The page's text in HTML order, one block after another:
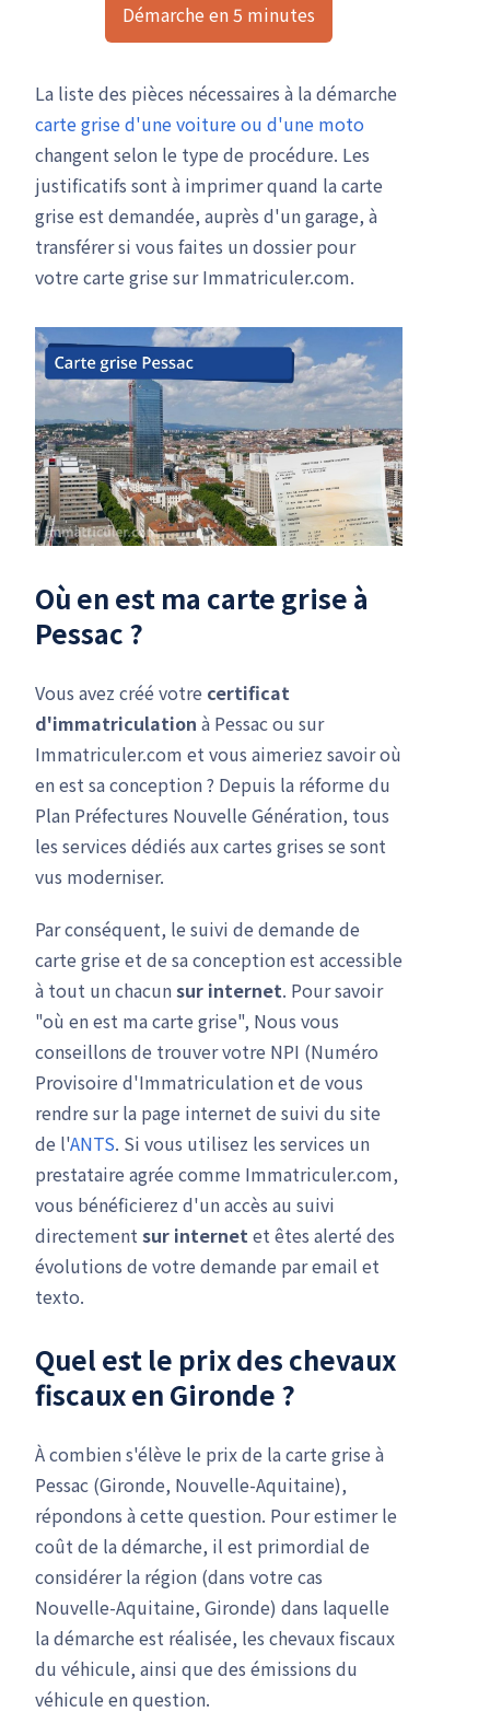
Démarche en 5 minutes
La liste des pièces nécessaires à la démarche
carte grise d'une voitureou d'une moto
changent selon le type de procédure. Les
justificatifs sont à imprimer quand la carte
grise est demandée, auprès d'un garage, à
transférer si vous faites un dossier pour
votre carte grise sur Immatriculer.com.
Où en est ma carte grise à
Pessac ?
Vous avez créé votre certificat
d'immatriculation à Pessac ou sur
Immatriculer.com et vous aimeriez savoir où
en est sa conception ? Depuis la réforme du
Plan Préfectures Nouvelle Génération, tous
les services dédiés aux cartes grises se sont
vus moderniser.
Par conséquent, le suivi de demande de
carte grise et de sa conception est accessible
à tout un chacunsur internet. Pour savoir
"où en est ma carte grise", Nous vous
conseillons de trouver votre NPI (Numéro
Provisoire d'Immatriculation et de vous
rendre sur la page internet de suivi du site
de l'ANTS. Si vous utilisez les services un
prestataire agrée comme Immatriculer.com,
vous bénéficierez d'un accès au suivi
directementsur internetet êtes alerté des
évolutions de votre demande par email et
texto.
Quel est le prix des chevaux
fiscaux en Gironde ?
À combien s'élève le prix de la carte grise à
Pessac (Gironde, Nouvelle-Aquitaine),
répondons à cette question. Pour estimer le
coût de la démarche, il est primordial de
considérer la région (dans votre cas
Nouvelle-Aquitaine, Gironde) dans laquelle
la démarche est réalisée, les chevaux fiscaux
du véhicule, ainsi que des émissions du
véhicule en question.